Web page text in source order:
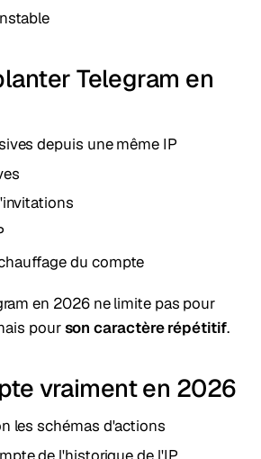
Telegram en
depuis une même IP
du compte
en 2026 ne limite pas pour
pourson caractère répétitif.
vraiment en 2026
les schémas d'actions
de l'historique de l'IP